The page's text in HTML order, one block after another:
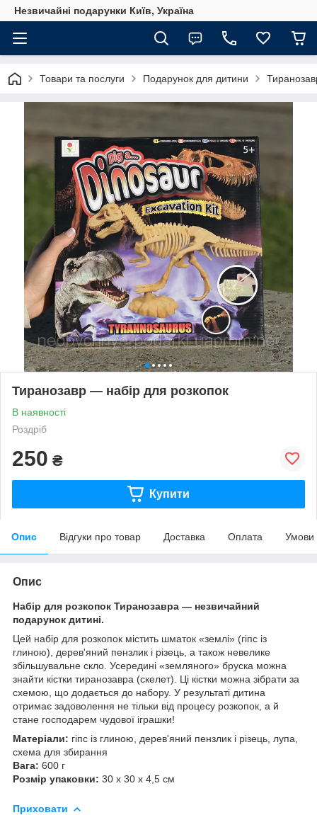
Незвичайні подарунки Київ, Україна
Товари та послуги Подарунок для дитини
Тиранозавр — набір для розкопок
В наявності
Роздріб
250 ₴
Купити
Опис Відгуки про товар Доставка Оплата Умови
Опис
Набір для розкопок Тиранозавра — незвичайний
подарунок дитині.
Цей набір для розкопок містить шматок «землі» (гіпс із
глиною), дерев'яний пензлик і різець, а також невелике
збільшувальне скло. Усередині «земляного» бруска можна
знайти кістки тиранозавра (скелет). Ці кістки можна зібрати за
схемою, що додається до набору. У результаті дитина
отримає задоволення не тільки від процесу розкопок, а й
стане господарем чудової іграшки!
Матеріали: гіпс із глиною, дерев'яний пензлик і різець, лупа,
схема для збирання
Вага: 600 г
Розмір упаковки: 30 х 30 х 4,5 см
Приховати